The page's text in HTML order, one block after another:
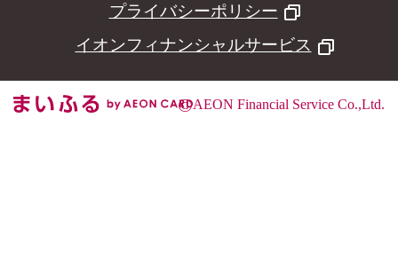
プライバシーポリシー
イオンフィナンシャルサービス
©AEON Financial Service Co.,Ltd.